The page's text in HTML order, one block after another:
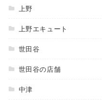
上野
上野エキュート
世田谷
世田谷の店舗
中津